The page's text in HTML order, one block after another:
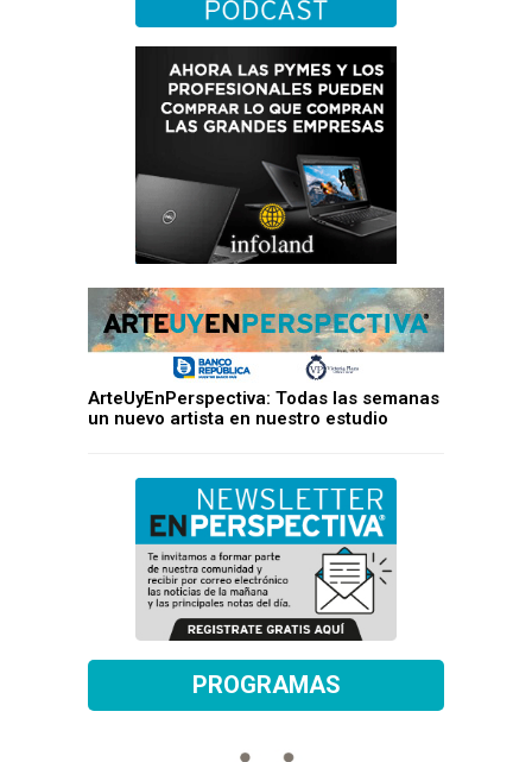
ArteUyEnPerspectiva: Todas las semanas
un nuevo artista en nuestro estudio
PROGRAMAS